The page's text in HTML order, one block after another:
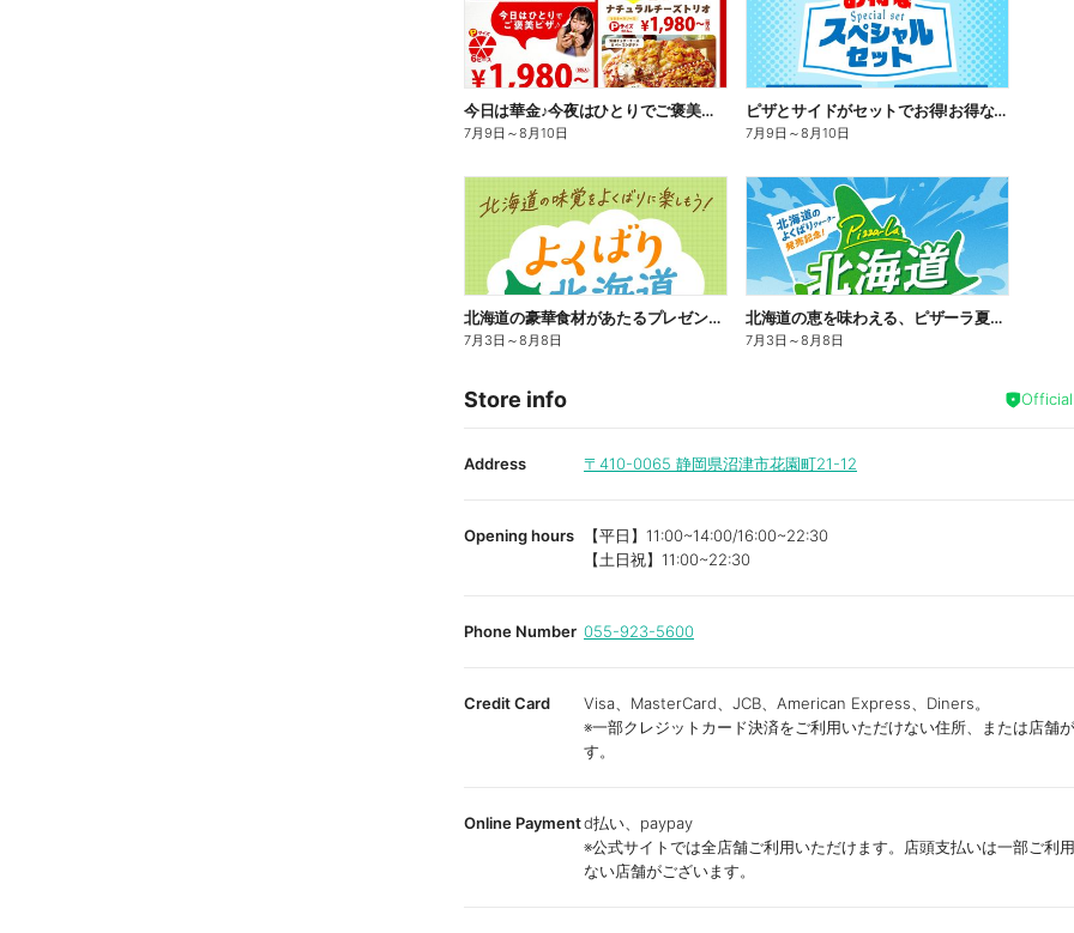
今日は華金♪今夜はひとりでご褒美ピザ!ピザーラトリオ
7月9日 ～8月10日
ピザとサイドがセットでお得!お得なスペシャルセット!
7月9日 ～8月10日
北海道の豪華食材があたるプレゼントキャンペーン
7月3日 ～8月8日
北海道の恵を味わえる、ピザーラ夏の特別企画!
7月3日 ～8月8日
Store info
Address 〒410-0065 静岡県沼津市花園町21-12
Opening hours
【平日】11:00~14:00/16:00~22:30
【土日祝】11:00~22:30
Phone Number 055-923-5600
Credit Card
Visa、MasterCard、JCB、American Express、Diners。
※一部クレジットカード決済をご利用いただけない住所、または店舗
す。
Online Paymentd払い、paypay
※公式サイトでは全店舗ご利用いただけます。店頭支払いは一部ご利
ない店舗がございます。